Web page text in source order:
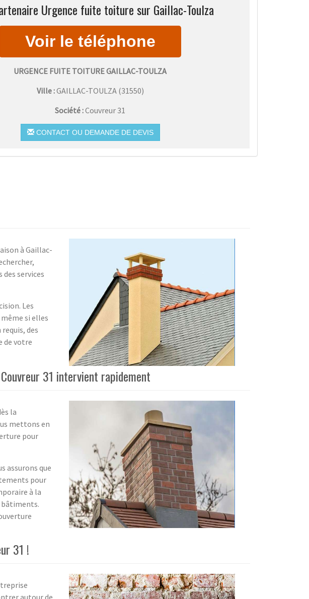
Urgence fuite toiture sur Gaillac-Toulza
URGENCE FUITE TOITURE GAILLAC-TOULZA
Ville :GAILLAC-TOULZA(31550)
Société :Couvreur 31
CONTACT OU DEMANDE DE DEVIS
à Gaillac-
services
Les
si elles
des
de votre
31 intervient rapidement
la
mettons en
pour
assurons que
pour
à la
31 !